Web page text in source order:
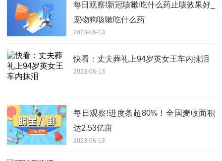
每日观察!新冠咳嗽吃什么药止咳效果好_
宠物狗咳嗽吃什么药
2023-06-13
快看：丈夫葬礼上94岁英女王车内抹泪
2023-06-13
每日观察!进度条超80%！全国麦收面积
达2.53亿亩
2023-06-13